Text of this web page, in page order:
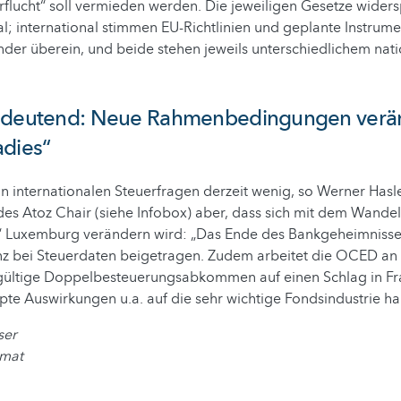
soll vermieden werden. Die jeweiligen Gesetze
international stimmen EU-Richtlinien und geplante
überein, und beide stehen jeweils unterschiedlichem
Neue Rahmenbedingungen
internationalen Steuerfragen derzeit wenig, so Werner
Atoz Chair (siehe Infobox) aber, dass sich mit dem
Luxemburg verändern wird: „Das Ende des
bei Steuerdaten beigetragen. Zudem arbeitet die OCED
Doppelbesteuerungsabkommen auf einen Schlag in
Auswirkungen u.a. auf die sehr wichtige Fondsindustrie